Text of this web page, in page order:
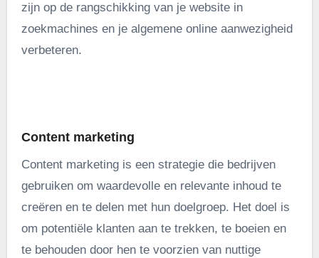
zijn op de rangschikking van je website in
zoekmachines en je algemene online aanwezigheid
verbeteren.
Content marketing
Content marketing is een strategie die bedrijven
gebruiken om waardevolle en relevante inhoud te
creëren en te delen met hun doelgroep. Het doel is
om potentiële klanten aan te trekken, te boeien en
te behouden door hen te voorzien van nuttige